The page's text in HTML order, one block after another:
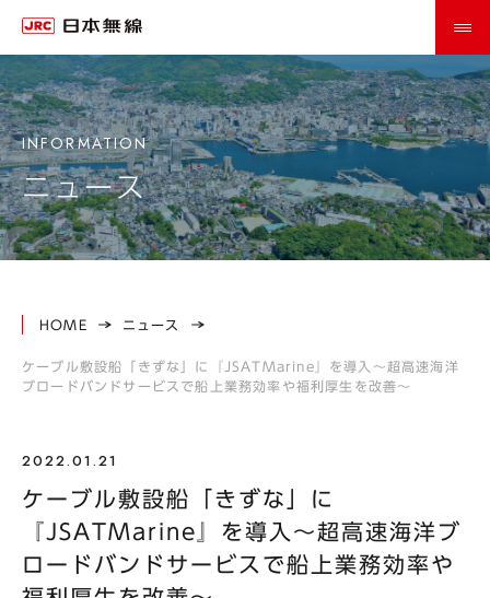
ニュース
HOME ニュース
ケーブル敷設船「きずな」に『JSATMarine』を導入～超高速海洋
ブロードバンドサービスで船上業務効率や福利厚生を改善～
2022.01.21
ケーブル敷設船「きずな」に
『JSATMarine』を導入～超高速海洋ブ
ロードバンドサービスで船上業務効率や